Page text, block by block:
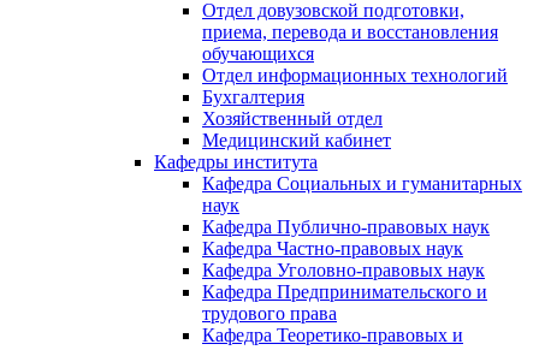
Отдел довузовской подготовки,
приема, перевода и восстановления
обучающихся
Отдел информационных технологий
Бухгалтерия
Хозяйственный отдел
Медицинский кабинет
Кафедры института
Кафедра Социальных и гуманитарных
наук
Кафедра Публично-правовых наук
Кафедра Частно-правовых наук
Кафедра Уголовно-правовых наук
Кафедра Предпринимательского и
трудового права
Кафедра Теоретико-правовых и